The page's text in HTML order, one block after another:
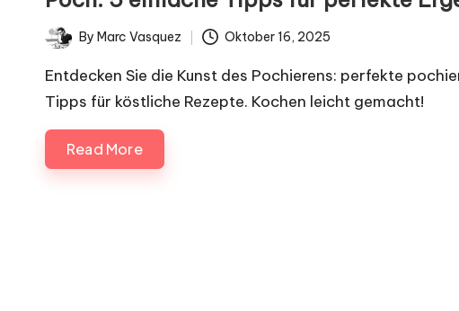
i
g
n
.
d
Posted
by
By Marc Vasquez Oktober 16, 2025
Entdecken Sie die Kunst des Pochierens: perfekte
Tipps für köstliche Rezepte. Kochen leicht gemacht!
Read More